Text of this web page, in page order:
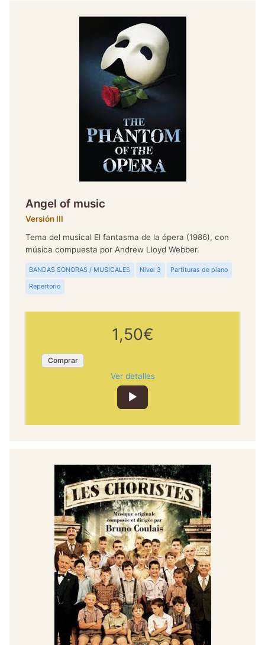
Angel of music
Versión III
Tema del musical El fantasma de la ópera (1986), con
música compuesta por Andrew Lloyd Webber.
BANDAS SONORAS / MUSICALES Nivel 3 Partituras de piano
Repertorio
1,50€
Comprar
Ver detalles
Reproductor
de
audio